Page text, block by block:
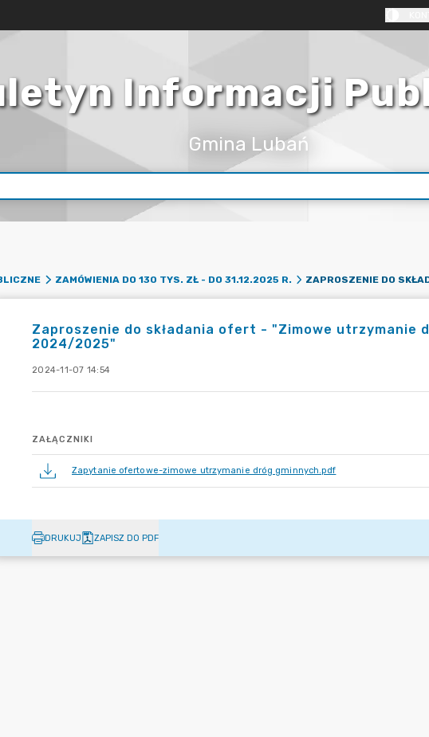
Informacji
Gmina Lubań
ZAMÓWIENIA DO 130 TYS. ZŁ - DO 31.12.2025 R.
Zaproszenie do składania ofert - "Zimowe utrzymanie
2024/2025"
2024-11-07 14:54
ZAŁĄCZNIKI
Zapytanie ofertowe-zimowe utrzymanie dróg gminnych.pdf
DRUKUJ ZAPISZ DO PDF